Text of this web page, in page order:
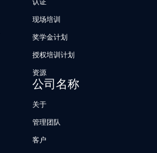
认证
现场培训
奖学金计划
授权培训计划
资源
公司名称
关于
管理团队
客户